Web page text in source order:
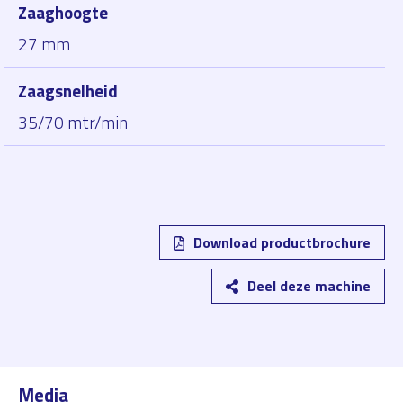
Zaaghoogte
27 mm
Zaagsnelheid
35/70 mtr/min
Download productbrochure
Deel deze machine
Media